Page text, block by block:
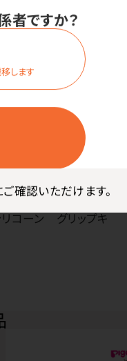
者ですか？
します
確認いただけます。
やすく衛生的です。
トレーニング！
30ml）と、舌圧が高
の2タイプ。
コーン グリップキ